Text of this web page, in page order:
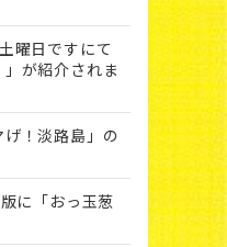
曜日ですにて
」が紹介されま
！淡路島」の
に「おっ玉葱